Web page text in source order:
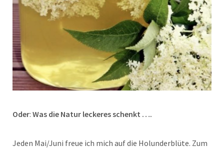
Oder: Was die Natur leckeres schenkt ….
Jeden Mai/Juni freue ich mich auf die Holunderblüte. Zum